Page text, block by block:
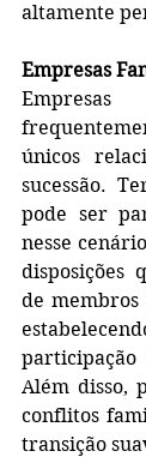
altamente
Empresas
únicos
sucessão.
pode ser
nesse
disposições
de membros
participação
Além disso,
conflitos
transição